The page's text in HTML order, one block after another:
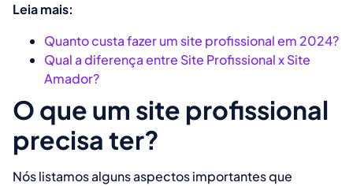
Leia mais:
Quanto custa fazer um site profissional em 2024?
Qual a diferença entre Site Profissional x Site
Amador?
O que um site profissional
precisa ter?
Nós listamos alguns aspectos importantes que